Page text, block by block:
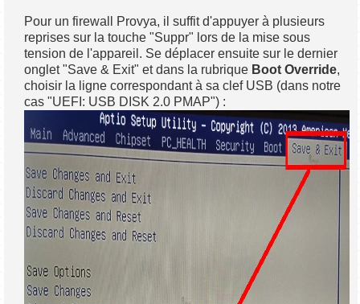
Pour un firewall Provya, il suffit d'appuyer à plusieurs
reprises sur la touche "Suppr" lors de la mise sous
tension de l'appareil. Se déplacer ensuite sur le dernier
onglet "Save & Exit" et dans la rubrique Boot Override,
choisir la ligne correspondant à sa clef USB (dans notre
cas "UEFI: USB DISK 2.0 PMAP") :